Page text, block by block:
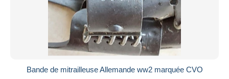
Bande de mitrailleuse Allemande ww2 marquée CVO